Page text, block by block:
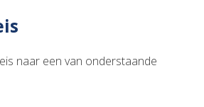
naar een van onderstaande